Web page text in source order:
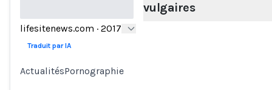
Loading...
vulgaires
lifesitenews.com · 2017
Traduit par IA
ActualitésPornographie